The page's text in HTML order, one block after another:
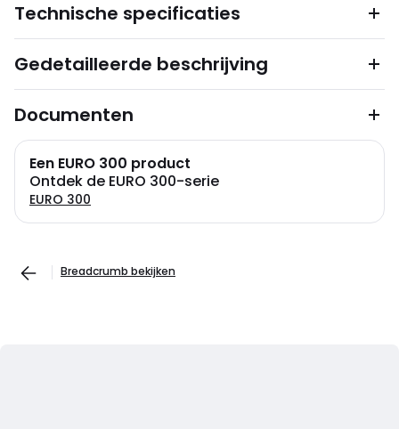
Technische specificaties
Gedetailleerde beschrijving
Documenten
Een EURO 300 product
Ontdek de EURO 300-serie
EURO 300
Breadcrumb bekijken